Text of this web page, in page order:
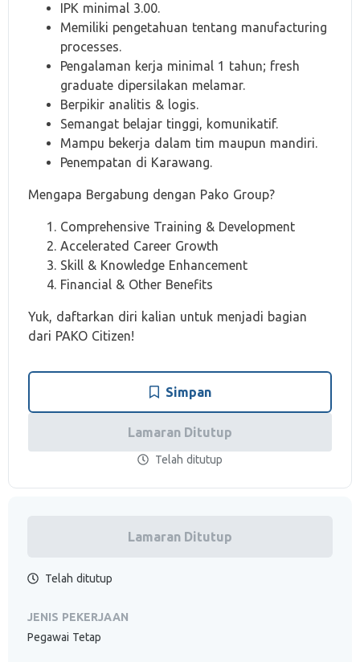
IPK minimal 3.00.
Memiliki pengetahuan tentang manufacturing
processes.
Pengalaman kerja minimal 1 tahun; fresh
graduate dipersilakan melamar.
Berpikir analitis & logis.
Semangat belajar tinggi, komunikatif.
Mampu bekerja dalam tim maupun mandiri.
Penempatan di Karawang.
Mengapa Bergabung dengan Pako Group?
Comprehensive Training & Development
Accelerated Career Growth
Skill & Knowledge Enhancement
Financial & Other Benefits
Yuk, daftarkan diri kalian untuk menjadi bagian
dari PAKO Citizen!
Simpan
Lamaran Ditutup
Telah ditutup
Lamaran Ditutup
Telah ditutup
JENIS PEKERJAAN
Pegawai Tetap